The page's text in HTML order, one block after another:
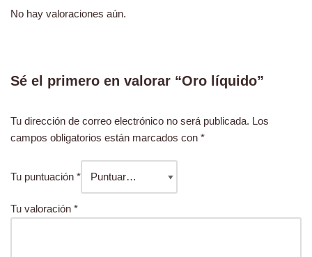
No hay valoraciones aún.
Sé el primero en valorar “Oro líquido”
Tu dirección de correo electrónico no será publicada. Los
campos obligatorios están marcados con *
Tu puntuación *
Tu valoración *